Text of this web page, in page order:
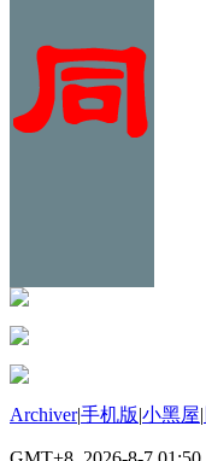
Archiver|手机版|小黑屋|